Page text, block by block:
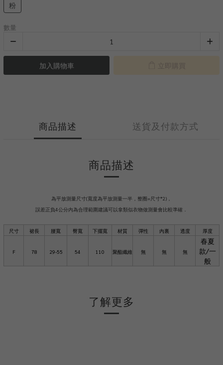
粉
數量
加入購物車 立即購買
商品描述 送貨及付款方式
商品描述
為平放測量尺寸(寬度為平放測量一半，整圈=尺寸*2)，
誤差正負4公分內為合理範圍建議可以拿類似衣物做測量會比較準確．
尺寸 裙長 腰寬 臀寬 下擺寬 材質 彈性 內裏 透度 厚度
F 78 29-55 54 110 聚酯纖維 無 無 無
春夏
款/一
般
了解更多